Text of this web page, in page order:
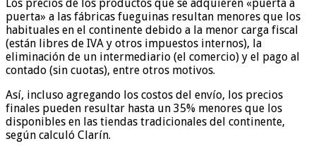
Los precios de los productos que se adquieren «puerta a
puerta» a las fábricas fueguinas resultan menores que los
habituales en el continente debido a la menor carga fiscal
(están libres de IVA y otros impuestos internos), la
eliminación de un intermediario (el comercio) y el pago al
contado (sin cuotas), entre otros motivos.
Así, incluso agregando los costos del envío, los precios
finales pueden resultar hasta un 35% menores que los
disponibles en las tiendas tradicionales del continente,
según calculó Clarín.